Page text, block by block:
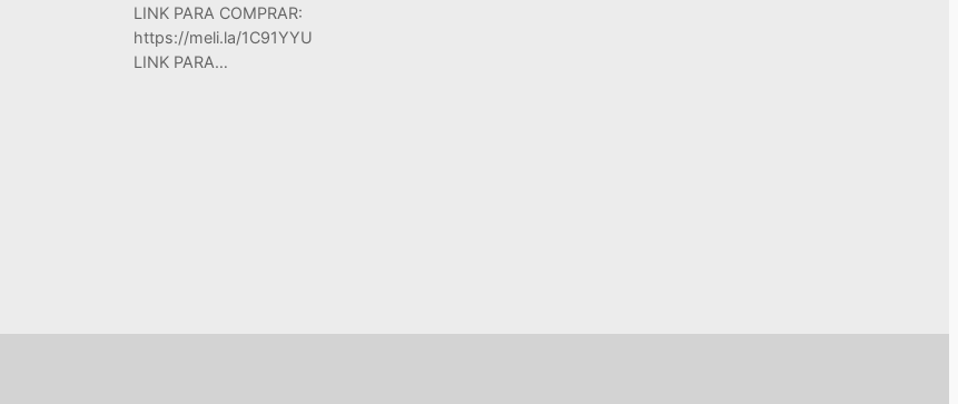
LINK PARA COMPRAR:
https://meli.la/1C91YYU
LINK PARA…